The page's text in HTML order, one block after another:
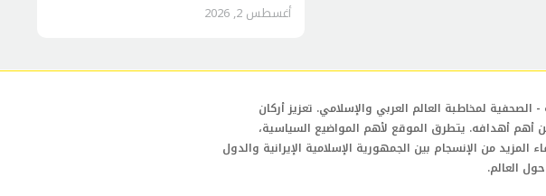
أغسطس 2, 2026
لمخاطبة العالم العربي والإسلامي. تعزيز أركان
أهم أهدافه. يتطرق الموقع لأهم المواضيع السياسية،
المزيد من الإنسجام بين الجمهورية الإسلامية الإيرانية والدول
العالم.